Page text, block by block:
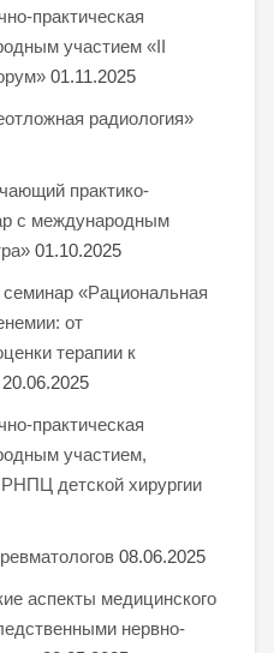
практическая
участием «II
01.11.2025
радиология»
практико-
с международным
01.10.2025
«Рациональная
от
терапии к
20.06.2025
практическая
участием,
детской хирургии
08.06.2025
аспекты медицинского
нервно-